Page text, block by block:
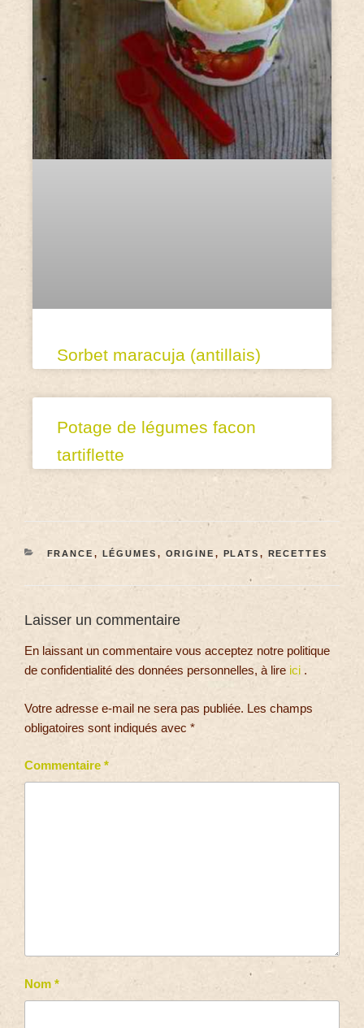
Sorbet maracuja (antillais)
Potage de légumes facon
tartiflette
FRANCE , LÉGUMES , ORIGINE , PLATS , RECETTES
Laisser un commentaire
En laissant un commentaire vous acceptez notre politique
de confidentialité des données personnelles, à lire ici .
Votre adresse e-mail ne sera pas publiée. Les champs
obligatoires sont indiqués avec *
Commentaire *
Nom *